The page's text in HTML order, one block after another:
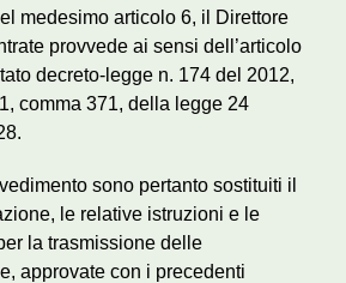
medesimo articolo 6, il Direttore
provvede ai sensi dell’articolo
decreto-legge n. 174 del 2012,
comma 371, della legge 24
sono pertanto sostituiti il
le relative istruzioni e le
la trasmissione delle
approvate con i precedenti